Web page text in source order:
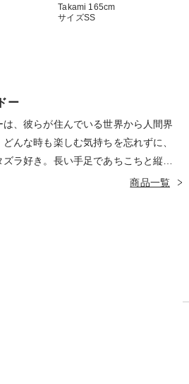
Takami 165cm
サイズSS
ー
、彼らが住んでいる世界から人間界
んな時も楽しむ気持ちを忘れずに、
ラ好き。長い手足であちこちと縦横
本は黒色ですが、時としてカラフルな
商品一覧